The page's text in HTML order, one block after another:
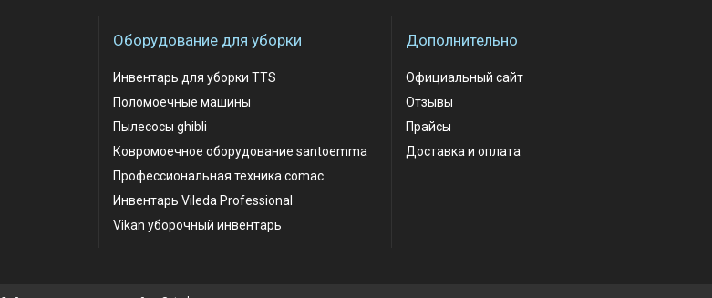
Оборудование для уборки
Инвентарь для уборки TTS
Поломоечные машины
Пылесосы ghibli
Ковромоечное оборудование santoemma
Профессиональная техника comac
Инвентарь Vileda Professional
Vikan уборочный инвентарь
Дополнительно
Официальный сайт
Отзывы
Прайсы
Доставка и оплата